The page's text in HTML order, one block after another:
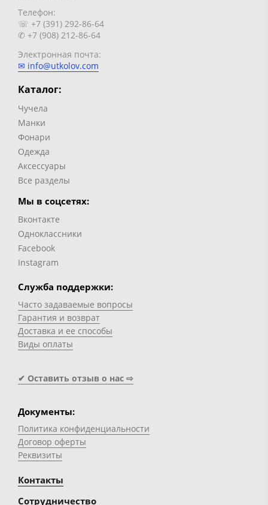
Телефон:
☏ +7 (391) 292-86-64
✆ +7 (908) 212-86-64
Электронная почта:
✉ info@utkolov.com
Каталог:
Чучела
Манки
Фонари
Одежда
Аксессуары
Все разделы
Мы в соцсетях:
Вконтакте
Одноклассники
Facebook
Instagram
Служба поддержки:
Часто задаваемые вопросы
Гарантия и возврат
Доставка и ее способы
Виды оплаты
✔ Оставить отзыв о нас ⇨
Документы:
Политика конфиденциальности
Договор оферты
Реквизиты
Контакты
Сотрудничество